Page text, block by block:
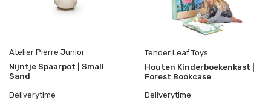
Atelier Pierre Junior
Nijntje Spaarpot | Small
Sand
Deliverytime
Tender Leaf Toys
Houten Kinderboekenkast |
Forest Bookcase
Deliverytime